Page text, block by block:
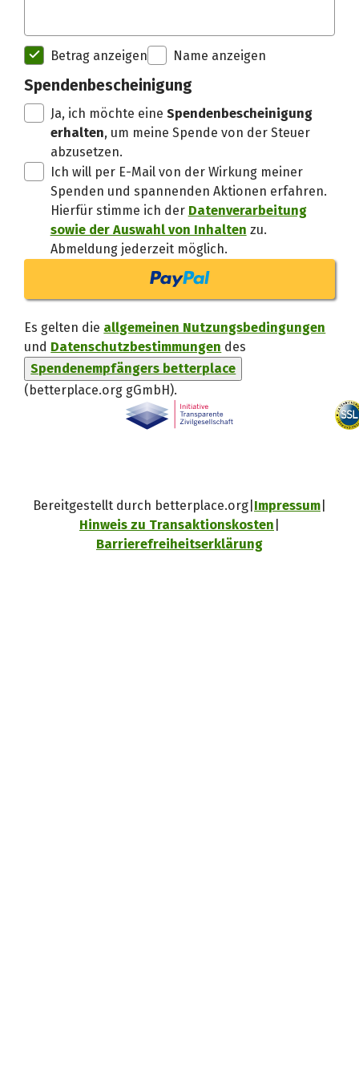
Betrag anzeigen Name anzeigen
Spendenbescheinigung
Ja, ich möchte eine Spendenbescheinigung
erhalten, um meine Spende von der Steuer
abzusetzen.
Ich will per E-Mail von der Wirkung meiner
Spenden und spannenden Aktionen erfahren.
Hierfür stimme ich der Datenverarbeitung
sowie der Auswahl von Inhalten zu.
Abmeldung jederzeit möglich.
Es gelten die allgemeinen Nutzungsbedingungen
und Datenschutzbestimmungen des
Spendenempfängers betterplace
(betterplace.org gGmbH)
Spendenempfänger
.
Bereitgestellt durch betterplace.org Impressum
Hinweis zu Transaktionskosten
Barrierefreiheitserklärung